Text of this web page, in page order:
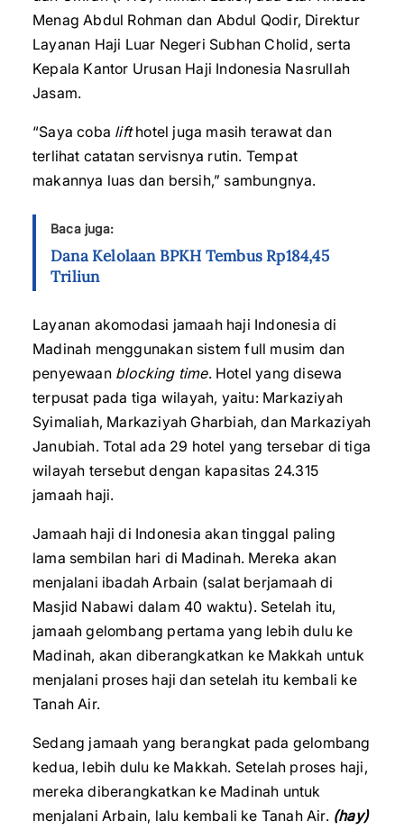
Menag Abdul Rohman dan Abdul Qodir, Direktur
Layanan Haji Luar Negeri Subhan Cholid, serta
Kepala Kantor Urusan Haji Indonesia Nasrullah
Jasam.
“Saya coba lifthotel juga masih terawat dan
terlihat catatan servisnya rutin. Tempat
makannya luas dan bersih,” sambungnya.
Baca juga:
Dana Kelolaan BPKH Tembus Rp184,45
Triliun
Layanan akomodasi jamaah haji Indonesia di
Madinah menggunakan sistem full musim dan
penyewaan blocking time. Hotel yang disewa
terpusat pada tiga wilayah, yaitu: Markaziyah
Syimaliah, Markaziyah Gharbiah, dan Markaziyah
Janubiah. Total ada 29 hotel yang tersebar di tiga
wilayah tersebut dengan kapasitas 24.315
jamaah haji.
Jamaah haji di Indonesia akan tinggal paling
lama sembilan hari di Madinah. Mereka akan
menjalani ibadah Arbain (salat berjamaah di
Masjid Nabawi dalam 40 waktu). Setelah itu,
jamaah gelombang pertama yang lebih dulu ke
Madinah, akan diberangkatkan ke Makkah untuk
menjalani proses haji dan setelah itu kembali ke
Tanah Air.
Sedang jamaah yang berangkat pada gelombang
kedua, lebih dulu ke Makkah. Setelah proses haji,
mereka diberangkatkan ke Madinah untuk
menjalani Arbain, lalu kembali ke Tanah Air. (hay)